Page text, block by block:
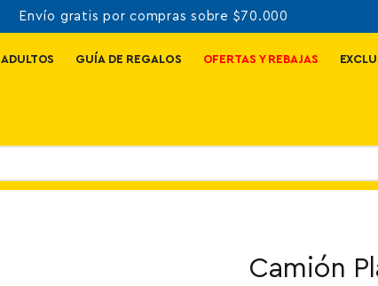
3 y 6 cuotas precio contado
ADULTOS GUÍA DE REGALOS OFERTAS Y REBAJAS
Camión